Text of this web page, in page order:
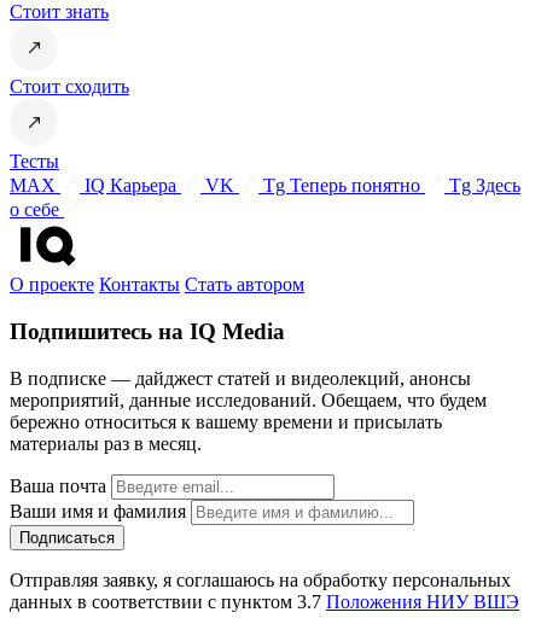
Стоит знать
Стоит сходить
Тесты
MAX
IQ Карьера VK Tg Теперь понятно
Tg Здесь
о себе
О проекте Контакты Стать автором
Подпишитесь на IQ Media
В подписке — дайджест статей и видеолекций, анонсы
мероприятий, данные исследований. Обещаем, что будем
бережно относиться к вашему времени и присылать
материалы раз в месяц.
Ваша почта
Ваши имя и фамилия
Отправляя заявку, я соглашаюсь на обработку персональных
данных в соответствии с пунктом 3.7 Положения НИУ ВШЭ